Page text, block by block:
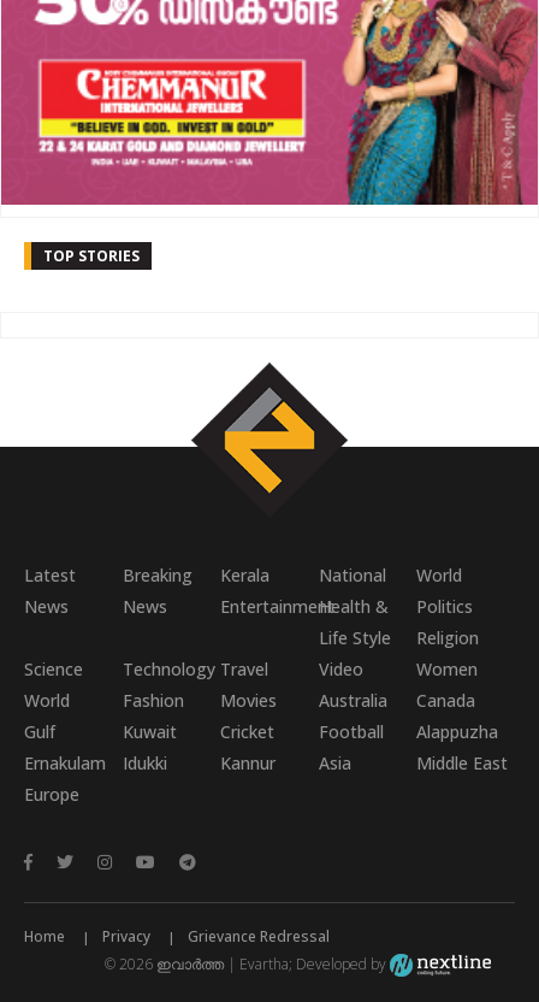
TOP STORIES
Latest
News
Breaking
News
Kerala National
World
EntertainmentHealth &
Life Style
Politics
Religion
Science
World
Technology Travel Video
Women
Fashion
Movies Australia
Canada
Gulf
Kuwait Cricket Football
Alappuzha
Ernakulam
Idukki Kannur Asia
Middle East
Europe
Home Privacy
Grievance Redressal
© 2026 ഇവാർത്ത | Evartha; Developed by